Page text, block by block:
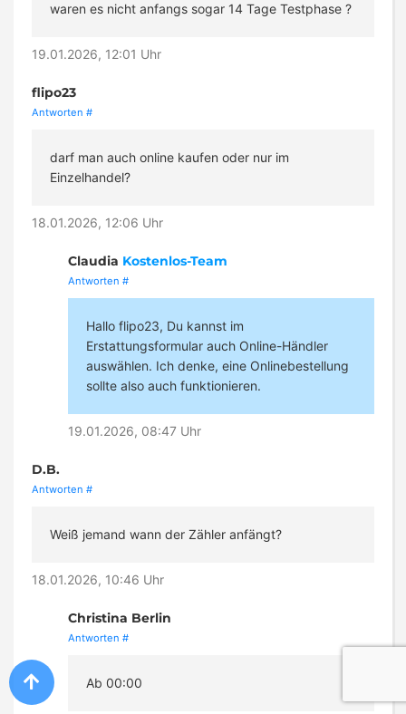
waren es nicht anfangs sogar 14 Tage Testphase ?
19.01.2026, 12:01 Uhr
flipo23
Antworten #
darf man auch online kaufen oder nur im
Einzelhandel?
18.01.2026, 12:06 Uhr
Claudia Kostenlos-Team
Antworten #
Hallo flipo23, Du kannst im
Erstattungsformular auch Online-Händler
auswählen. Ich denke, eine Onlinebestellung
sollte also auch funktionieren.
19.01.2026, 08:47 Uhr
D.B.
Antworten #
Weiß jemand wann der Zähler anfängt?
18.01.2026, 10:46 Uhr
Christina Berlin
Antworten #
Ab 00:00